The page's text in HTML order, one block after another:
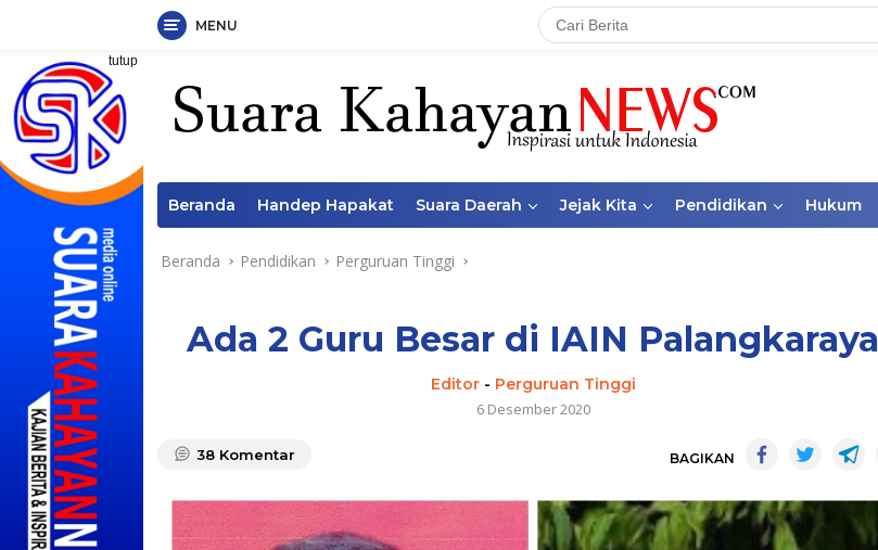
Langsung
konten
MENU
tutup
Beranda Handep Hapakat Suara Daerah Jejak Kita Pendidikan Hukum
Beranda Pendidikan Perguruan Tinggi
Ada 2 Guru Besar di IAIN Palangkaraya
Editor- Perguruan Tinggi
6 Desember 2020
38 Komentar BAGIKAN